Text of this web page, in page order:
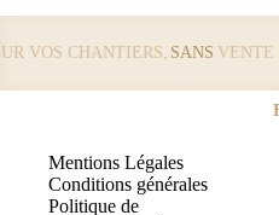
VOS CHANTIERS, SANSVENTE
Mentions Légales
Conditions générales
Politique de